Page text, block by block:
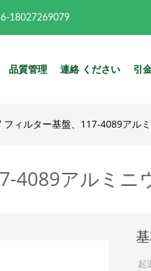
18027269079
品質管理 連絡 ください 引
フィルター基盤、117-4089アル
4089アルミ
起